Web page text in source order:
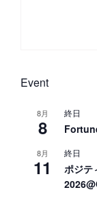
Event
8月
8
終日
8月
11
終日
ポジテ